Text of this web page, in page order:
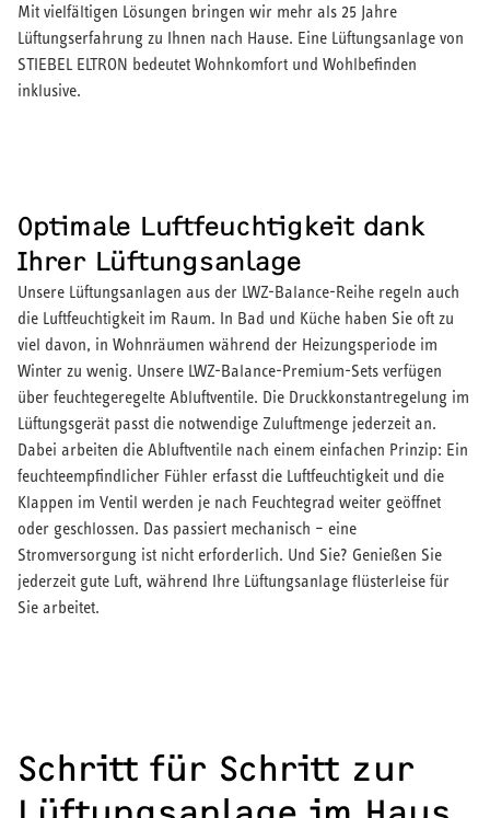
Mit vielfältigen Lösungen bringen wir mehr als 25 Jahre
Lüftungserfahrung zu Ihnen nach Hause. Eine Lüftungsanlage von
STIEBEL ELTRON bedeutet Wohnkomfort und Wohlbefinden
inklusive.
Optimale Luftfeuchtigkeit dank
Ihrer Lüftungsanlage
Unsere Lüftungsanlagen aus der LWZ-Balance-Reihe regeln auch
die Luftfeuchtigkeit im Raum. In Bad und Küche haben Sie oft zu
viel davon, in Wohnräumen während der Heizungsperiode im
Winter zu wenig. Unsere LWZ-Balance-Premium-Sets verfügen
über feuchtegeregelte Abluftventile. Die Druckkonstantregelung im
Lüftungsgerät passt die notwendige Zuluftmenge jederzeit an.
Dabei arbeiten die Abluftventile nach einem einfachen Prinzip: Ein
feuchteempfindlicher Fühler erfasst die Luftfeuchtigkeit und die
Klappen im Ventil werden je nach Feuchtegrad weiter geöffnet
oder geschlossen. Das passiert mechanisch – eine
Stromversorgung ist nicht erforderlich. Und Sie? Genießen Sie
jederzeit gute Luft, während Ihre Lüftungsanlage flüsterleise für
Sie arbeitet.
Schritt für Schritt zur